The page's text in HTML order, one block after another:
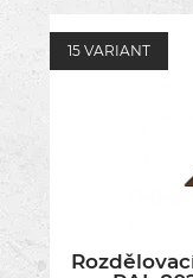
15 VARIANT